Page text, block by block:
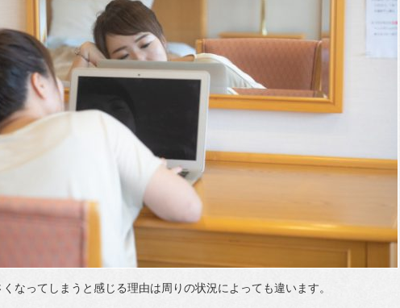
なってしまうと感じる理由は周りの状況によっても違います。